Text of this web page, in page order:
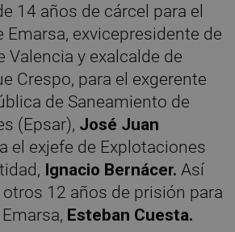
14 años de cárcel para el
Emarsa, exvicepresidente de
Valencia y exalcalde de
Crespo, para el exgerente
de Saneamiento de
(Epsar), José Juan
el exjefe de Explotaciones
Ignacio Bernácer. Así
12 años de prisión para
Esteban Cuesta.